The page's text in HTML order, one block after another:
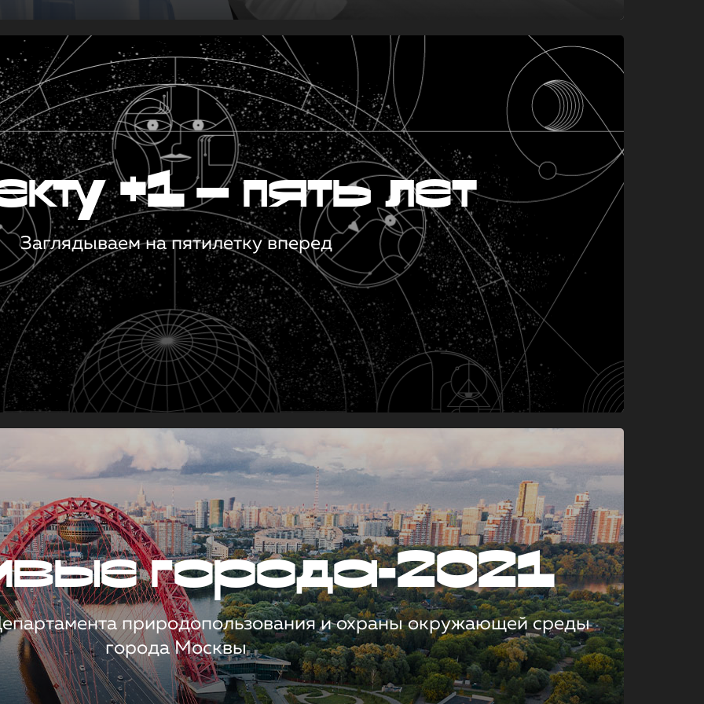
+1 — пять лет
Заглядываем на пятилетку вперед
города-2021
природопользования и охраны окружающей среды
города Москвы